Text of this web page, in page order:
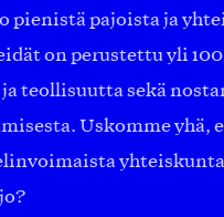
pienistä pajoista ja
on perustettu yli
teollisuutta sekä
Uskomme yhä,